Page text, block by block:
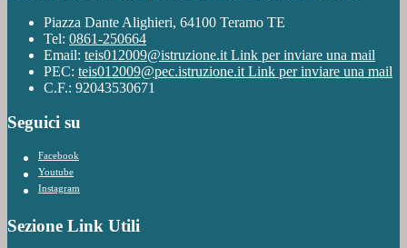
Piazza Dante Alighieri, 64100 Teramo TE
Tel: 0861-250664
Email: teis012009@istruzione.it Link per inviare una mail
PEC: teis012009@pec.istruzione.it Link per inviare una mail
C.F.: 92043530671
Seguici su
Facebook
Youtube
Instagram
Sezione Link Utili